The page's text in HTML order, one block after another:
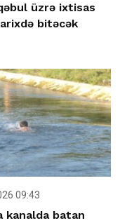
üzrə ixtisas
bitəcək
09:43
kanalda batan